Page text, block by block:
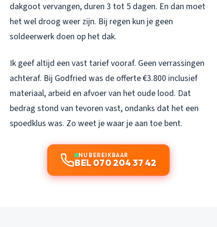
dakgoot vervangen, duren 3 tot 5 dagen. En dan moet
het wel droog weer zijn. Bij regen kun je geen
soldeerwerk doen op het dak.
Ik geef altijd een vast tarief vooraf. Geen verrassingen
achteraf. Bij Godfried was de offerte €3.800 inclusief
materiaal, arbeid en afvoer van het oude lood. Dat
bedrag stond van tevoren vast, ondanks dat het een
spoedklus was. Zo weet je waar je aan toe bent.
NU BEREIKBAAR
BEL 070 204 37 42